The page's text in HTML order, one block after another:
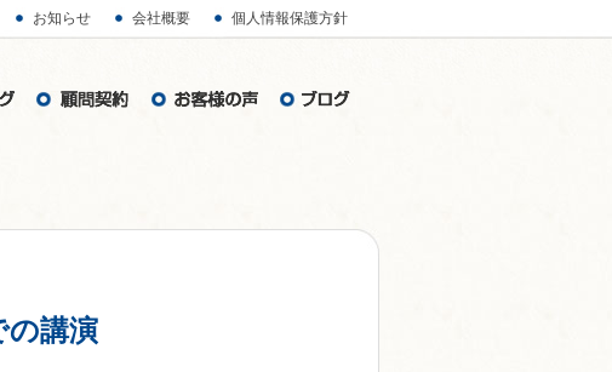
お知らせ 会社概要 個人情報保護方針
の講演